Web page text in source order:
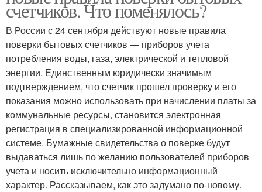
счетчиков. Что поменялось?
В России с 24 сентября действуют новые правила
поверки бытовых счетчиков — приборов учета
потребления воды, газа, электрической и тепловой
энергии. Единственным юридически значимым
подтверждением, что счетчик прошел проверку и его
показания можно использовать при начислении платы за
коммунальные ресурсы, становится электронная
регистрация в специализированной информационной
системе. Бумажные свидетельства о поверке будут
выдаваться лишь по желанию пользователей приборов
учета и носить исключительно информационный
характер. Рассказываем, как это задумано по-новому.